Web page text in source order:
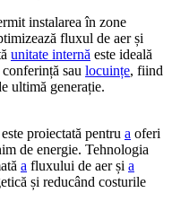
instalarea în zone
fluxul de aer și
unitate internă este ideală
sau locuințe, fiind
ultimă generație.
este proiectată pentru a oferi
de energie. Tehnologia
a fluxului de aer și a
și reducând costurile